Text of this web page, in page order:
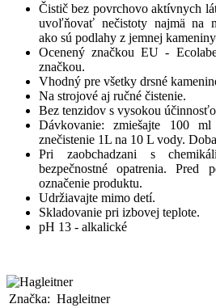
Čistič bez povrchovo aktívnych
uvoľňovať nečistoty najmä na
ako sú podlahy z jemnej
Ocenený značkou EU -
značkou.
Vhodný pre všetky drsné
Na strojové aj ručné čistenie.
Bez tenzidov s vysokou
Dávkovanie: zmiešajte 100
znečistenie 1L na 10 L vody.
Pri zaobchadzani s
bezpečnostné opatrenia. Pred
označenie produktu.
Udržiavajte mimo detí.
Skladovanie pri izbovej teplote.
pH 13 - alkalické
Značka: Hagleitner